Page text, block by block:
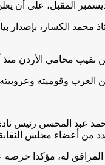
محمد الكسار،
محامي الأردن
وقوميته
عبد المحسن رئيس نادي
من أعضاء مجلس
له، مؤكدا حرصه